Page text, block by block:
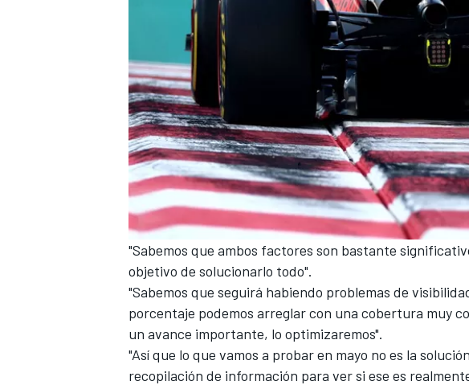
"Sabemos que ambos factores son bastante
objetivo de solucionarlo todo".
"Sabemos que seguirá habiendo problemas de
porcentaje podemos arreglar con una cobertura muy
un avance importante, lo optimizaremos".
"Así que lo que vamos a probar en mayo no es la
recopilación de información para ver si ese es